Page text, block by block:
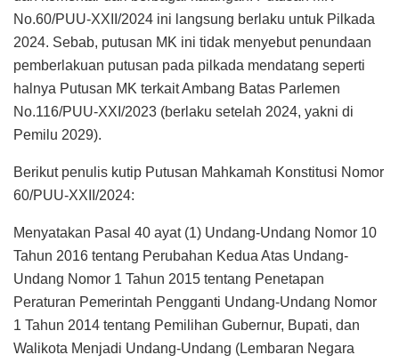
No.60/PUU-XXII/2024 ini langsung berlaku untuk Pilkada
2024. Sebab, putusan MK ini tidak menyebut penundaan
pemberlakuan putusan pada pilkada mendatang seperti
halnya Putusan MK terkait Ambang Batas Parlemen
No.116/PUU-XXI/2023 (berlaku setelah 2024, yakni di
Pemilu 2029).
Berikut penulis kutip Putusan Mahkamah Konstitusi Nomor
60/PUU-XXII/2024:
Menyatakan Pasal 40 ayat (1) Undang-Undang Nomor 10
Tahun 2016 tentang Perubahan Kedua Atas Undang-
Undang Nomor 1 Tahun 2015 tentang Penetapan
Peraturan Pemerintah Pengganti Undang-Undang Nomor
1 Tahun 2014 tentang Pemilihan Gubernur, Bupati, dan
Walikota Menjadi Undang-Undang (Lembaran Negara